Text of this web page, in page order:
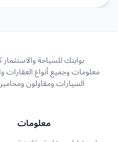
بوابتك للسياحة
معلومات وجميع أنواع العقارات
السيارات ومقاولون
معلومات